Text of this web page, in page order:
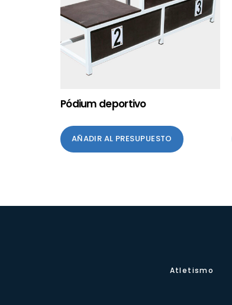
Pódium deportivo
AÑADIR AL PRESUPUESTO
Atletismo